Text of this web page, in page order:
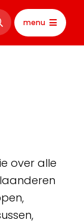
menu
over alle